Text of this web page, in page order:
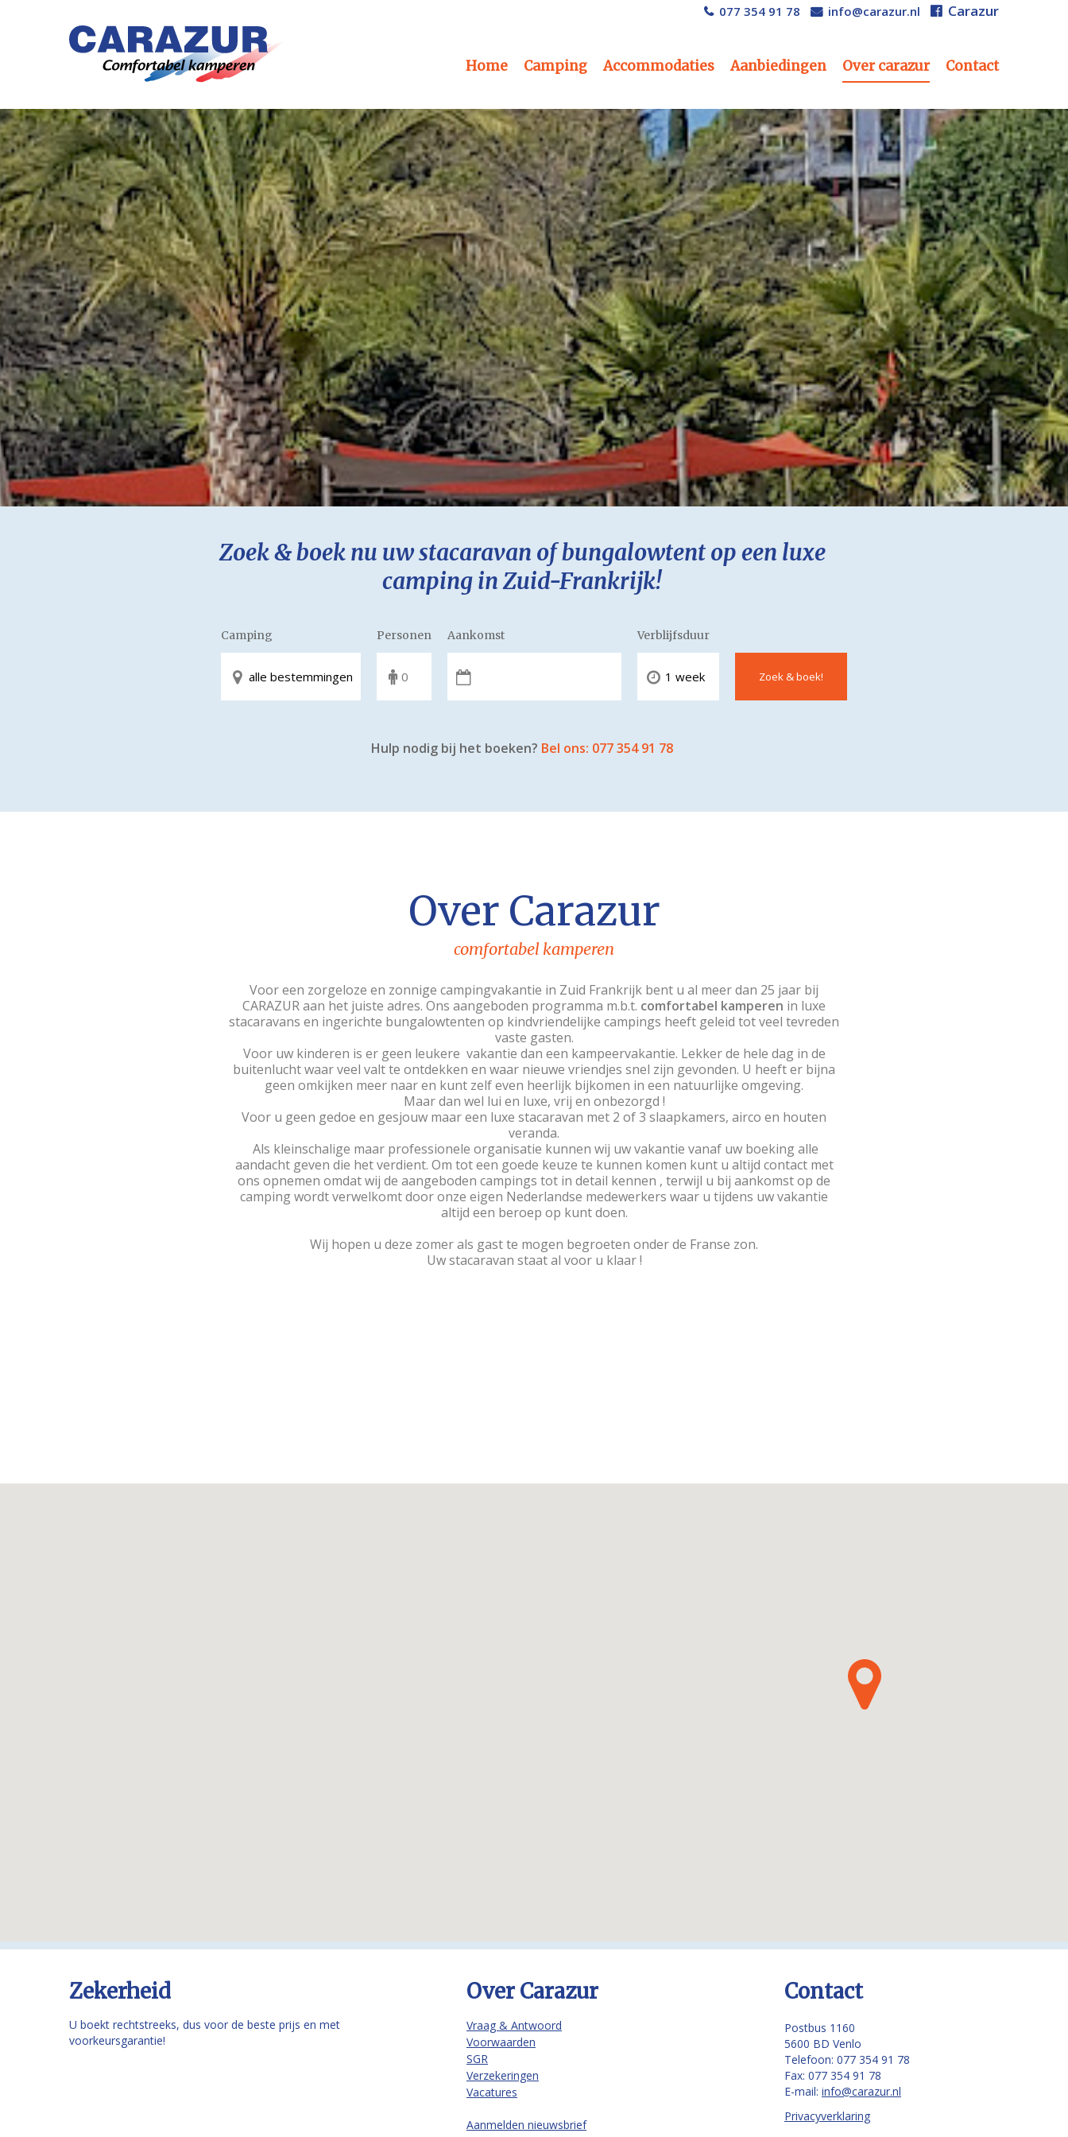
077 354 91 78 info@carazur.nl Carazur
Home Camping Accommodaties Aanbiedingen Over carazur Contact
Zoek & boek nu uw stacaravan of bungalowtent op een luxe
camping in Zuid-Frankrijk!
Camping Personen Aankomst Verblijfsduur
Zoek & boek!
Hulp nodig bij het boeken? Bel ons: 077 354 91 78
Over Carazur
comfortabel kamperen
Voor een zorgeloze en zonnige campingvakantie in Zuid Frankrijk bent u al meer dan 25 jaar bij
CARAZUR aan het juiste adres. Ons aangeboden programma m.b.t. comfortabel kamperen in luxe
stacaravans en ingerichte bungalowtenten op kindvriendelijke campings heeft geleid tot veel tevreden
vaste gasten.
Voor uw kinderen is er geen leukere vakantie dan een kampeervakantie. Lekker de hele dag in de
buitenlucht waar veel valt te ontdekken en waar nieuwe vriendjes snel zijn gevonden. U heeft er bijna
geen omkijken meer naar en kunt zelf even heerlijk bijkomen in een natuurlijke omgeving.
Maar dan wel lui en luxe, vrij en onbezorgd !
Voor u geen gedoe en gesjouw maar een luxe stacaravan met 2 of 3 slaapkamers, airco en houten
veranda.
Als kleinschalige maar professionele organisatie kunnen wij uw vakantie vanaf uw boeking alle
aandacht geven die het verdient. Om tot een goede keuze te kunnen komen kunt u altijd contact met
ons opnemen omdat wij de aangeboden campings tot in detail kennen , terwijl u bij aankomst op de
camping wordt verwelkomt door onze eigen Nederlandse medewerkers waar u tijdens uw vakantie
altijd een beroep op kunt doen.
Wij hopen u deze zomer als gast te mogen begroeten onder de Franse zon.
Uw stacaravan staat al voor u klaar !
Zekerheid
U boekt rechtstreeks, dus voor de beste prijs en met
voorkeursgarantie!
Over Carazur
Vraag & Antwoord
Voorwaarden
SGR
Verzekeringen
Vacatures
Aanmelden nieuwsbrief
Contact
Postbus 1160
5600 BD Venlo
Telefoon: 077 354 91 78
Fax: 077 354 91 78
E-mail: info@carazur.nl
Privacyverklaring